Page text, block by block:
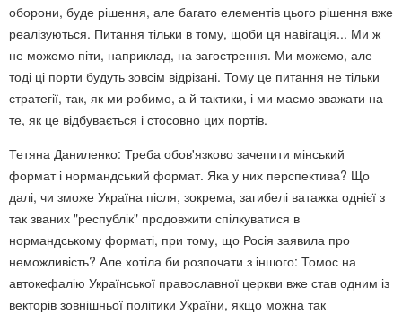
оборони, буде рішення, але багато елементів цього рішення вже
реалізуються. Питання тільки в тому, щоби ця навігація... Ми ж
не можемо піти, наприклад, на загострення. Ми можемо, але
тоді ці порти будуть зовсім відрізані. Тому це питання не тільки
стратегії, так, як ми робимо, а й тактики, і ми маємо зважати на
те, як це відбувається і стосовно цих портів.
Тетяна Даниленко: Треба обов'язково зачепити мінський
формат і нормандський формат. Яка у них перспектива? Що
далі, чи зможе Україна після, зокрема, загибелі ватажка однієї з
так званих "республік" продовжити спілкуватися в
нормандському форматі, при тому, що Росія заявила про
неможливість? Але хотіла би розпочати з іншого: Томос на
автокефалію Української православної церкви вже став одним із
векторів зовнішньої політики України, якщо можна так